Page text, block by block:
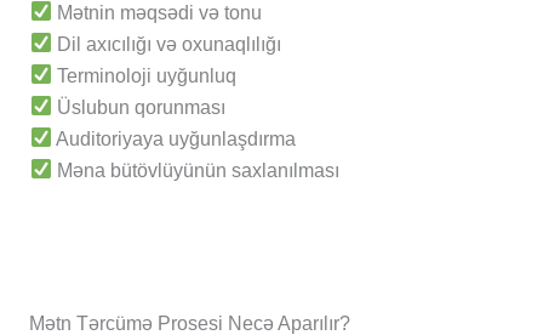
Mətnin məqsədi və tonu
Dil axıcılığı və oxunaqlılığı
Terminoloji uyğunluq
Üslubun qorunması
Auditoriyaya uyğunlaşdırma
Məna bütövlüyünün saxlanılması
Mətn Tərcümə Prosesi Necə Aparılır?